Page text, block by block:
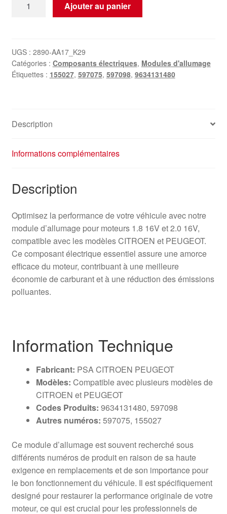
1.8
16V
et
597098
Ajouter au panier
UGS : 2890-AA17_K29
Catégories : Composants électriques, Modules d'allumage
Étiquettes : 155027, 597075, 597098, 9634131480
Description
Informations complémentaires
Description
Optimisez la performance de votre véhicule avec notre
module d’allumage pour moteurs 1.8 16V et 2.0 16V,
compatible avec les modèles CITROEN et PEUGEOT.
Ce composant électrique essentiel assure une amorce
efficace du moteur, contribuant à une meilleure
économie de carburant et à une réduction des émissions
polluantes.
Information Technique
Fabricant: PSA CITROEN PEUGEOT
Modèles: Compatible avec plusieurs modèles de
CITROEN et PEUGEOT
Codes Produits: 9634131480, 597098
Autres numéros: 597075, 155027
Ce module d’allumage est souvent recherché sous
différents numéros de produit en raison de sa haute
exigence en remplacements et de son importance pour
le bon fonctionnement du véhicule. Il est spécifiquement
designé pour restaurer la performance originale de votre
moteur, ce qui est crucial pour les professionnels de